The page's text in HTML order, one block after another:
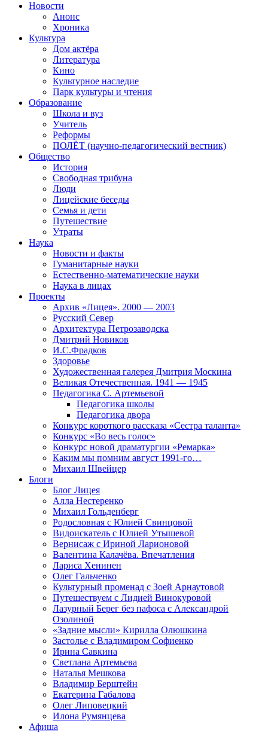
Новости
Анонс
Хроника
Культура
Дом актёра
Литература
Кино
Культурное наследие
Парк культуры и чтения
Образование
Школа и вуз
Учитель
Реформы
ПОЛЁТ (научно-педагогический вестник)
Общество
История
Свободная трибуна
Люди
Лицейские беседы
Семья и дети
Путешествие
Утраты
Наука
Новости и факты
Гуманитарные науки
Естественно-математические науки
Наука в лицах
Проекты
Архив «Лицея». 2000 — 2003
Русский Север
Архитектура Петрозаводска
Дмитрий Новиков
И.С.Фрадков
Здоровье
Художественная галерея Дмитрия Москина
Великая Отечественная. 1941 — 1945
Педагогика С. Артемьевой
Педагогика школы
Педагогика двора
Конкурс короткого рассказа «Сестра таланта»
Конкурс «Во весь голос»
Конкурс новой драматургии «Ремарка»
Каким мы помним август 1991-го…
Михаил Швейцер
Блоги
Блог Лицея
Алла Нестеренко
Михаил Гольденберг
Родословная с Юлией Свинцовой
Видоискатель с Юлией Утышевой
Вернисаж с Ириной Ларионовой
Валентина Калачёва. Впечатления
Лариса Хенинен
Олег Гальченко
Культурный променад с Зоей Арнаутовой
Путешествуем с Лидией Винокуровой
Лазурный Берег без пафоса с Александрой
Озолиной
«Задние мысли» Кирилла Олюшкина
Застолье с Владимиром Софиенко
Ирина Савкина
Светлана Артемьева
Наталья Мешкова
Владимир Берштейн
Екатерина Габалова
Олег Липовецкий
Илона Румянцева
Афиша